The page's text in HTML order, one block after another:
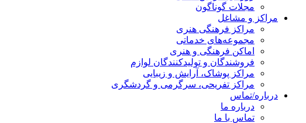
مجلات گوناگون
مراکز و مشاغل
مراکز فرهنگی هنری
مجموعه‌های خدماتی
اماکن فرهنگی و هنری
فروشندگان و تولیدکنندگان لوازم
مراکز پوشاک، آرایش و زیبایی
مراکز تفریحی، سرگرمی و گردشگری
درباره/تماس
درباره ما
تماس با ما